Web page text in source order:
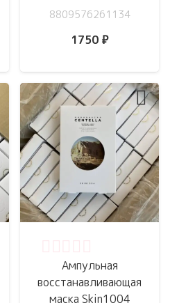
8809576261134
1750 ₽
Ампульная
восстанавливающая
маска Skin1004